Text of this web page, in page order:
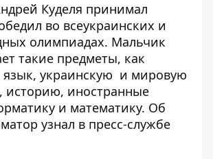
Куделя принимал
во всеукраинских и
олимпиадах. Мальчик
такие предметы, как
язык, украинскую и мировую
историю, иностранные
и математику. Об
узнал в пресс-службе